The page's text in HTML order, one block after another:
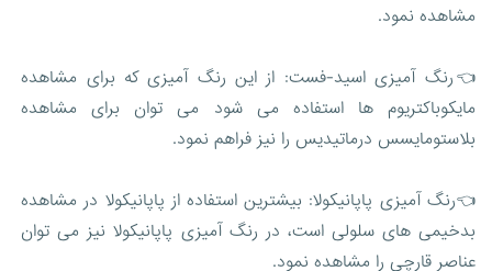
مشاهده نمود.
👈رنگ آمیزی اسید-فست: از این رنگ آمیزی که برای مشاهده
مایکوباکتریوم ها استفاده می شود می توان برای مشاهده
بلاستومایسس درماتیدیس را نیز فراهم نمود.
👈رنگ آمیزی پاپانیکولا: بیشترین استفاده از پاپانیکولا در مشاهده
بدخیمی های سلولی است، در رنگ آمیزی پاپانیکولا نیز می توان
عناصر قارچی را مشاهده نمود.